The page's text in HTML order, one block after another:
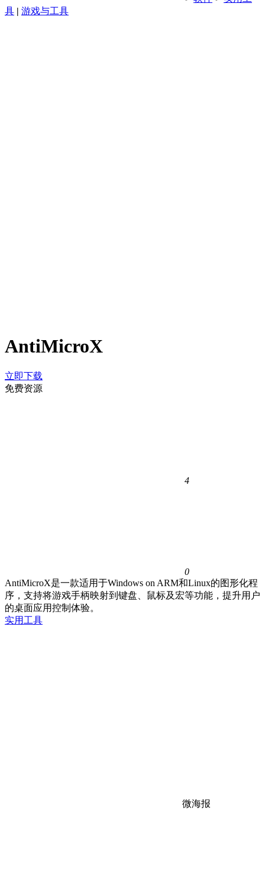
具 | 游戏与工具
AntiMicroX
立即下载
免费资源
4
0
AntiMicroX是一款适用于Windows on ARM和Linux的图形化程
序，支持将游戏手柄映射到键盘、鼠标及宏等功能，提升用户
的桌面应用控制体验。
实用工具
微海报